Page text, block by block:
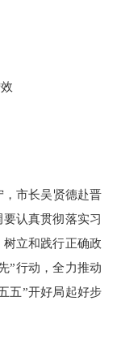
市长吴贤德赴晋
认真贯彻落实习
立和践行正确政
”行动，全力推动
五”开好局起好步